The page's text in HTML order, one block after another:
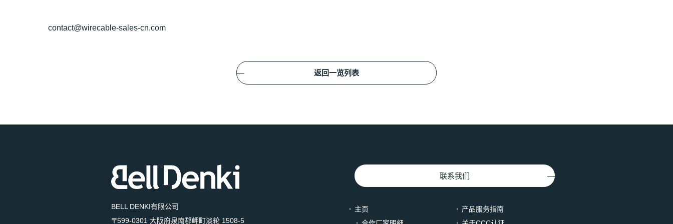
contact@wirecable-sales-cn.com
返回一览列表
BELL DENKI有限公司
〒599-0301 大阪府泉南郡岬町淡轮 1508-5
联系我们
主页
产品服务指南